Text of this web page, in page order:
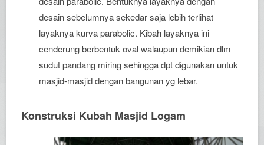
desain sebelumnya sekedar saja lebih terlihat
layaknya kurva parabolic. Kibah layaknya ini
cenderung berbentuk oval walaupun demikian dlm
sudut pandang miring sehingga dpt digunakan untuk
masjid-masjid dengan bangunan yg lebar.
Konstruksi Kubah Masjid Logam